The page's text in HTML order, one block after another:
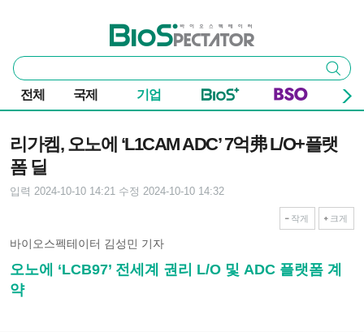
바이오스펙테이터
통
합
검
색
검색
전체 국제 기업
리가켐, 오노에 ‘L1CAM ADC’ 7억弗 L/O+플랫
폼 딜
입력 2024-10-10 14:21 수정 2024-10-10 14:32
작게 크게
바이오스펙테이터 김성민 기자
오노에 ‘LCB97’ 전세계 권리 L/O 및 ADC 플랫폼 계
약